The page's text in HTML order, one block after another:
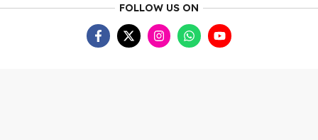
FOLLOW US ON